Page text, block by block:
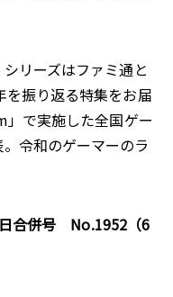
リーズはファミ通と
振り返る特集をお届
」で実施した全国ゲー
令和のゲーマーのラ
日合併号 No.1952（6